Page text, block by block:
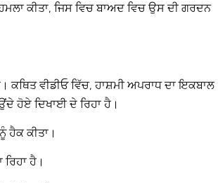
ਕੀਤਾ, ਜਿਸ ਵਿਚ ਬਾਅਦ ਵਿਚ ਉਸ ਦੀ ਗਰਦਨ
ਵੀਡੀਓ ਵਿੱਚ, ਹਾਸ਼ਮੀ ਅਪਰਾਧ ਦਾ ਇਕਬਾਲ
ਹੋਏ ਦਿਖਾਈ ਦੇ ਰਿਹਾ ਹੈ।
ਹੈਕ ਕੀਤਾ।
ਹੈ।